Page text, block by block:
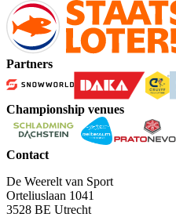
Partners
Championship venues
Contact
De Weerelt van Sport
Orteliuslaan 1041
3528 BE Utrecht